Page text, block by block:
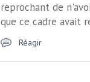
reprochant de
que ce cadre avait
Réagir